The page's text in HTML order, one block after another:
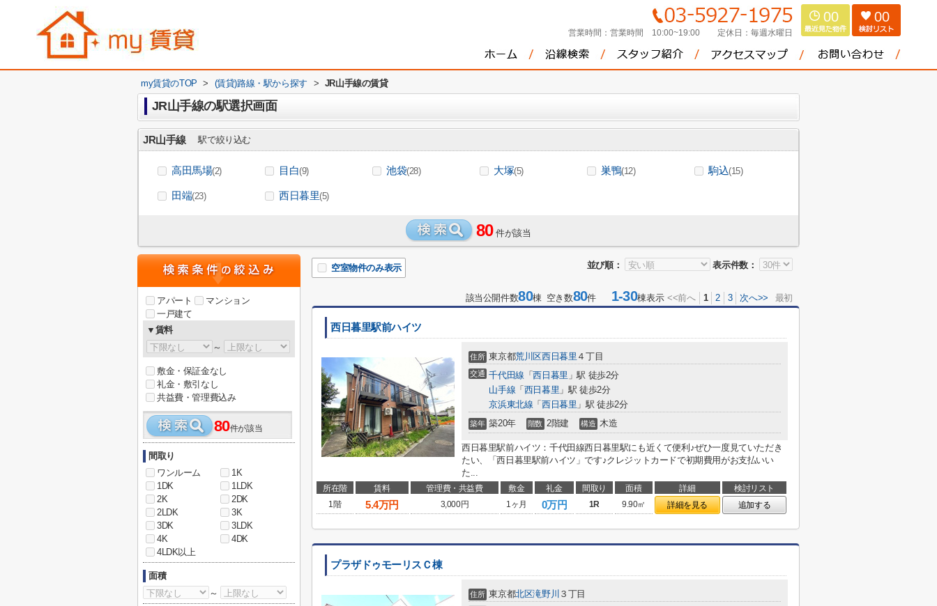
営業時間： 営業時間 10:00~19:00 定休日： 毎週水曜日
00 00
my賃貸のTOP > (賃貸)路線・駅から探す > JR山手線の賃貸
JR山手線の駅選択画面
JR山手線 駅で絞り込む
高田馬場(2) 目白(9) 池袋(28) 大塚(5) 巣鴨(12) 駒込(15)
田端(23) 西日暮里(5)
80 件が該当
並び順： 表示件数：
空室物件のみ表示
該当公開件数80棟 空き数80件 1-30棟表示 <<前へ 1 2 3 次へ>> 最初
西日暮里駅前ハイツ
住所 東京都荒川区西日暮里 ４丁目
交通 千代田線 「西日暮里 」駅 徒歩2分
山手線 「 西日暮里 」駅 徒歩2分
京浜東北線 「 西日暮里 」駅 徒歩2分
築年 築20年 階数 2階建 構造 木造
西日暮里駅前ハイツ：千代田線西日暮里駅にも近くて便利♪ぜひ一度見ていただき
たい、「西日暮里駅前ハイツ」です♪クレジットカードで初期費用がお支払いい
た...
所在階 賃料 管理費・共益費 敷金 礼金 間取り 面積 詳細
検討リスト
1階
5.4万円 3,000円 1ヶ月 0万円 1R 9.90㎡ 詳細を見る 追加する
プラザドゥモーリスＣ棟
住所 東京都北区滝野川 ３丁目
アパート
マンション
一戸建て
▼賃料
～
敷金・保証金なし
礼金・敷引なし
共益費・管理費込み
80件が該当
間取り
ワンルーム
1K
1DK
1LDK
2K
2DK
2LDK
3K
3DK
3LDK
4K
4DK
4LDK以上
面積
～